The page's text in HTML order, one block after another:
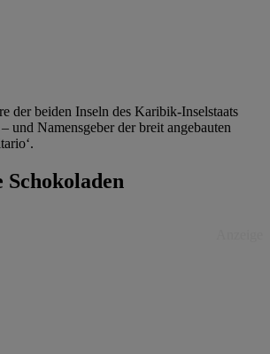
der beiden Inseln des Karibik-Inselstaats
und Namensgeber der breit angebauten